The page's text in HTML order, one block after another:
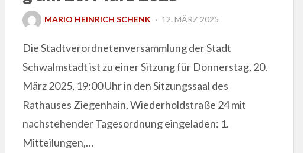
MARIO HEINRICH SCHENK
POSTED
12. MÄRZ 2025
Die Stadtverordnetenversammlung der Stadt
Schwalmstadt ist zu einer Sitzung für Donnerstag, 20.
März 2025, 19:00 Uhr in den Sitzungssaal des
Rathauses Ziegenhain, Wiederholdstraße 24 mit
nachstehender Tagesordnung eingeladen: 1.
Mitteilungen,…